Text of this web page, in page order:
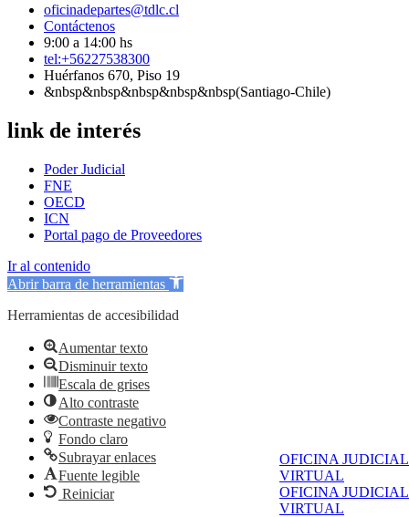
OFICINA JUDICIAL
VIRTUAL
OFICINA JUDICIAL
VIRTUAL
oficinadepartes@tdlc.cl
Contáctenos
9:00 a 14:00 hs
tel:+56227538300
Huérfanos 670, Piso 19
&nbsp&nbsp&nbsp&nbsp&nbsp(Santiago-Chile)
link de interés
Poder Judicial
FNE
OECD
ICN
Portal pago de Proveedores
Ir al contenido
Abrir barra de herramientas
Herramientas de accesibilidad
Aumentar texto
Disminuir texto
Escala de grises
Alto contraste
Contraste negativo
Fondo claro
Subrayar enlaces
Fuente legible
Reiniciar